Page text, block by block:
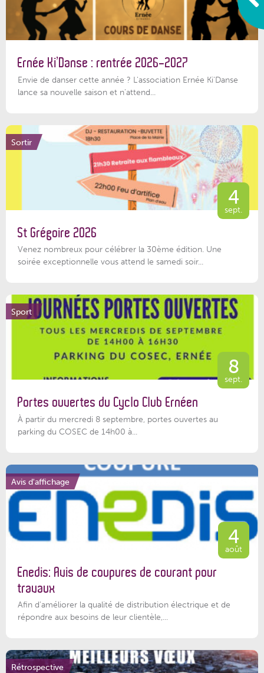
Ernée Ki’Danse : rentrée 2026-2027
Envie de danser cette année ? L'association Ernée Ki'Danse
lance sa nouvelle saison et n'attend...
Sortir
4
sept.
St Grégoire 2026
Venez nombreux pour célébrer la 30ème édition. Une
soirée exceptionnelle vous attend le samedi soir...
Sport
8
sept.
Portes ouvertes du Cyclo Club Ernéen
À partir du mercredi 8 septembre, portes ouvertes au
parking du COSEC de 14h00 à...
Avis d'affichage
4
août
Enedis: Avis de coupures de courant pour
travaux
Afin d’améliorer la qualité de distribution électrique et de
répondre aux besoins de leur clientèle,...
Rétrospective